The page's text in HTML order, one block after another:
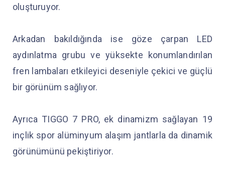
oluşturuyor.
Arkadan bakıldığında ise göze çarpan LED
aydınlatma grubu ve yüksekte konumlandırılan
fren lambaları etkileyici deseniyle çekici ve güçlü
bir görünüm sağlıyor.
Ayrıca TIGGO 7 PRO, ek dinamizm sağlayan 19
inçlik spor alüminyum alaşım jantlarla da dinamik
görünümünü pekiştiriyor.